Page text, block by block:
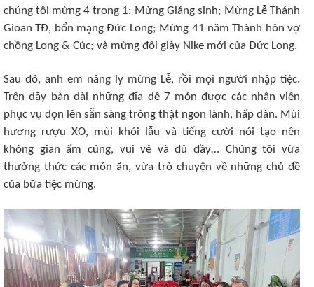
chúng tôi mừng 4 trong 1: Mừng Giáng sinh; Mừng Lễ Thánh
Gioan TĐ, bổn mạng Đức Long; Mừng 41 năm Thành hôn vợ
chồng Long & Cúc; và mừng đôi giày Nike mới của Đức Long.
Sau đó, anh em nâng ly mừng Lễ, rồi mọi người nhập tiệc.
Trên dãy bàn dài những đĩa dê 7 món được các nhân viên
phục vụ dọn lên sẵn sàng trông thật ngon lành, hấp dẫn. Mùi
hương rượu XO, mùi khói lẫu và tiếng cười nói tạo nên
không gian ấm cúng, vui vẻ và đủ đầy… Chúng tôi vừa
thưởng thức các món ăn, vừa trò chuyện về những chủ đề
của bữa tiệc mừng.